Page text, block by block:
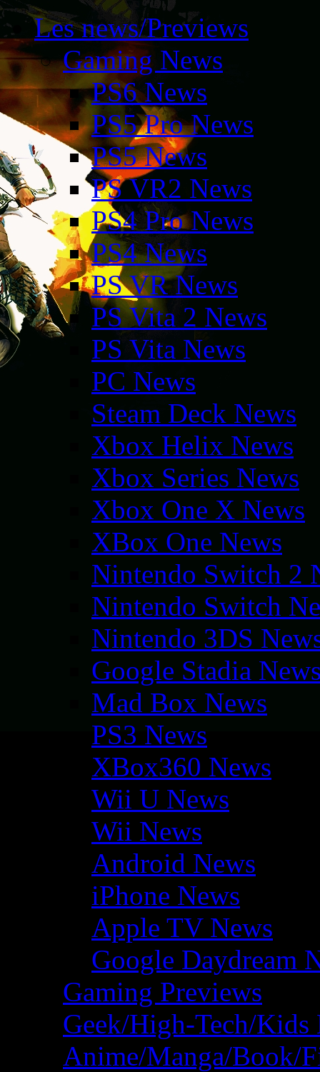
Les news/Previews
Gaming News
PS6 News
PS5 Pro News
PS5 News
PS VR2 News
PS4 Pro News
PS4 News
PS VR News
PS Vita 2 News
PS Vita News
PC News
Steam Deck News
Xbox Helix News
Xbox Series News
Xbox One X News
XBox One News
Nintendo Switch 2
Nintendo Switch
Nintendo 3DS
Google Stadia
Mad Box News
PS3 News
XBox360 News
Wii U News
Wii News
Android News
iPhone News
Apple TV News
Google Daydream
Gaming Previews
Geek/High-Tech/Kids
Anime/Manga/Book/